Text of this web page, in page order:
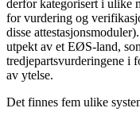
derfor kategorisert i ulike
for vurdering og
disse
utpekt av et EØS-land,
tredjepartsvurderingene i
av ytelse.
Det finnes fem ulike